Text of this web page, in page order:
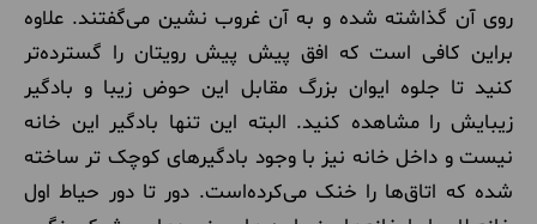
روی آن گذاشته شده و به آن غروب نشین می‌گفتند. علاوه
براین کافی است که افق پیش پیش رویتان را گسترده‌تر
کنید تا جلوه ایوان بزرگ مقابل این حوض زیبا و بادگیر
زیبایش را مشاهده کنید. البته این تنها بادگیر این خانه
نیست و داخل خانه نیز با وجود بادگیرهای کوچک تر ساخته
شده که اتاق‌ها را خنک می‌کرده‌است. دور تا دور حیاط اول